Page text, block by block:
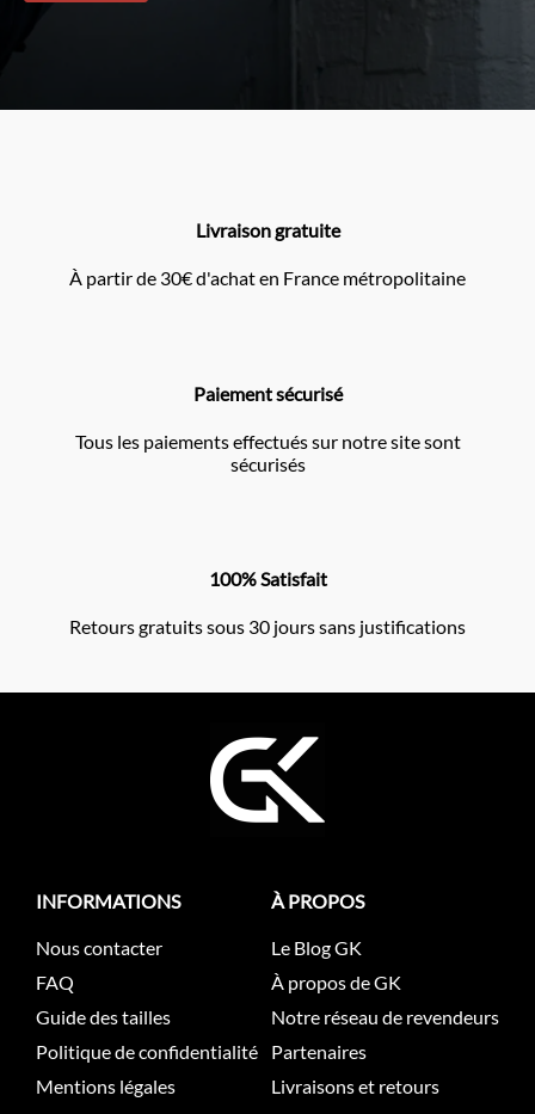
Livraison gratuite
À partir de 30€ d'achat en France métropolitaine
Paiement sécurisé
Tous les paiements effectués sur notre site sont
sécurisés
100% Satisfait
Retours gratuits sous 30 jours sans justifications
INFORMATIONS
Nous contacter
FAQ
Guide des tailles
Politique de confidentialité
Mentions légales
À PROPOS
Le Blog GK
À propos de GK
Notre réseau de revendeurs
Partenaires
Livraisons et retours